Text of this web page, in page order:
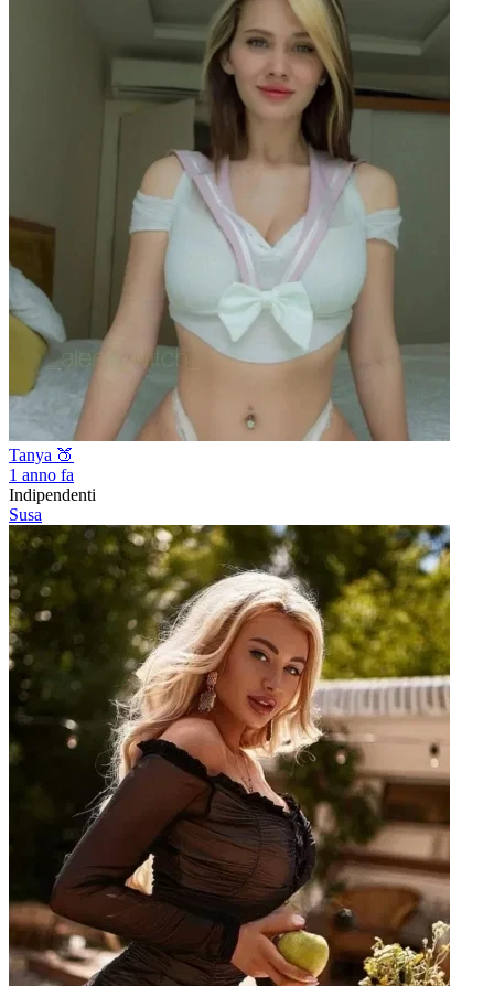
Tanya 🍑
1 anno fa
Indipendenti
Susa